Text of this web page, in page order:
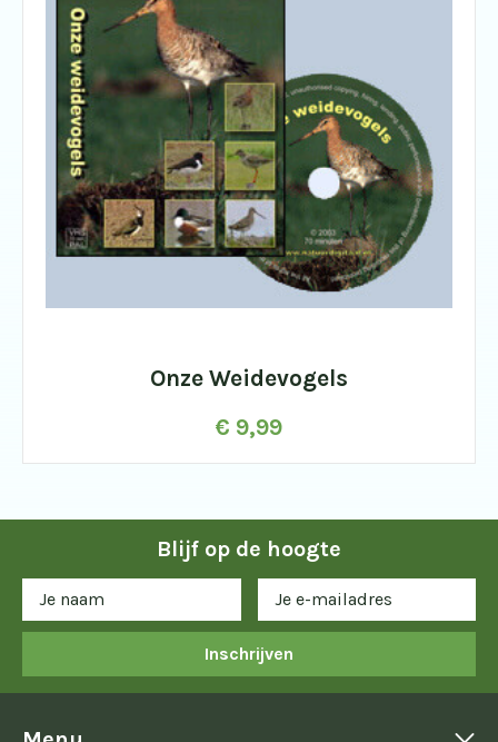
Onze Weidevogels
€ 9,99
Blijf op de hoogte
Inschrijven